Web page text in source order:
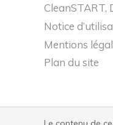
Notice
Mentions
Plan du site